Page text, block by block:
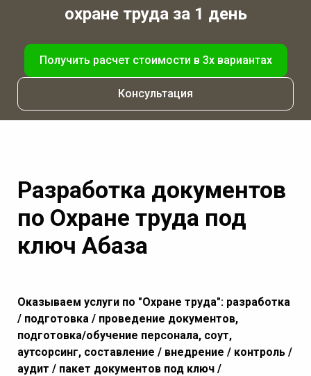
охране труда за 1 день
Получить расчет стоимости в 3х вариантах
Консультация
Разработка документов
по Охране труда под
ключ Абаза
Оказываем услуги по "Охране труда": разработка
/ подготовка / проведение документов,
подготовка/обучение персонала, соут,
аутсорсинг, составление / внедрение / контроль /
аудит / пакет документов под ключ /